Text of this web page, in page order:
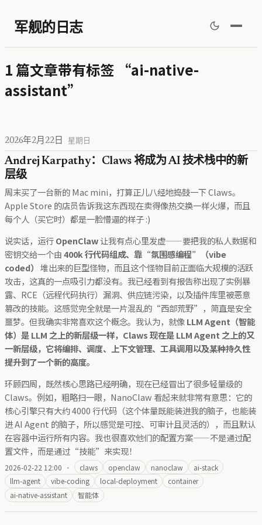
军舰的日志
1 篇文章带有标签 “ai-native-
assistant”
2026年2月22日 星期日
Andrej Karpathy：Claws 将成为 AI 技术栈中的新
层级
周末买了一台新的 Mac mini，打算正儿八经地捣鼓一下 Claws。
Apple Store 的店员告诉我这东西现在卖得像热交换一样火爆，而且
每个人（买它时）都是一脸懵逼的样子 :)
说实话，运行OpenClaw让我有点心里发虚——要把我的私人数据和
密钥交给一个由400k 行代码组成、靠“氛围感编程”（vibe
coded） 堆出来的巨型怪物，而且这个怪物目前正面临大规模的活跃
攻击，这真的一点吸引力都没有。我已经看到有报告称出现了实例暴
露、RCE（远程代码执行）漏洞、供应链污染，以及插件库里被恶意
篡改的技能。这感觉完全就是一片混乱的“西部荒野”，简直是安全
噩梦。但我确实非常喜欢这个概念。我认为，就像 LLM Agent（智能
体）是 LLM 之上的新层级一样，Claws 现在是 LLM Agent 之上的又
一新层级，它将编排、调度、上下文管理、工具调用以及某种持久性
提升到了一个新的高度。
环顾四周，既然核心思路已经明确，现在已经冒出了很多轻量级的
Claws。例如，粗略扫一眼，NanoClaw 看起来就非常有意思：它的
核心引擎只有大约 4000 行代码（这个体量既能装进我的脑子，也能装
进 AI Agent 的脑子，所以感觉是可控、可审计且灵活的），而且默认
在容器中运行所有内容。我也很喜欢他们的配置方案——不是通过配
置文件，而是通过“技能”来实现！
2026-02-22 12:00 · claws openclaw nanoclaw
ai-stack
llm-agent
vibe-coding local-deployment
container
ai-native-assistant
智能体